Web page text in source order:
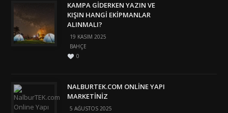
KAMPA GIDERKEN YAZIN VE
KIŞIN HANGI EKIPMANLAR
ALINMALI?
19 KASIM 2025
BAHÇE
0
NALBURTEK.COM ONLINE YAPI
MARKETINIZ
5 AĞUSTOS 2025